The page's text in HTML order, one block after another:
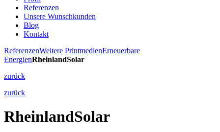
Referenzen
Unsere Wunschkunden
Blog
Kontakt
ReferenzenWeitere PrintmedienErneuerbare
EnergienRheinlandSolar
zurück
zurück
RheinlandSolar